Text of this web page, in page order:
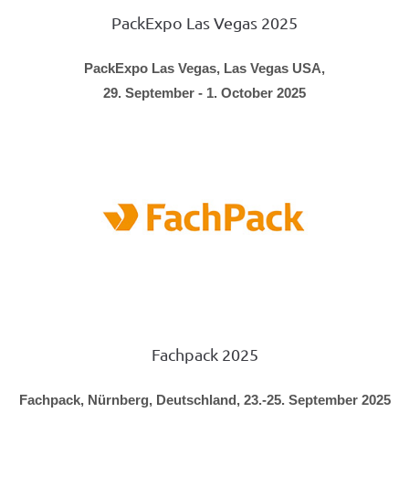
PackExpo Las Vegas 2025
PackExpo Las Vegas, Las Vegas USA,
29. September - 1. October 2025
Fachpack 2025
Fachpack, Nürnberg, Deutschland, 23.-25. September 2025